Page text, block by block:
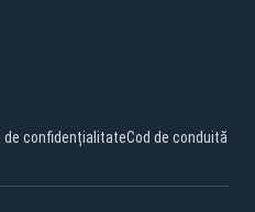
de confidențialitateCod de conduită